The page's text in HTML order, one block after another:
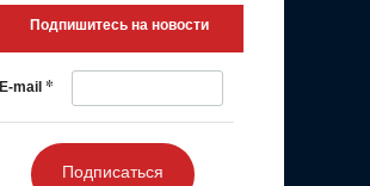
Подпишитесь на новости
E-mail *
Подписаться